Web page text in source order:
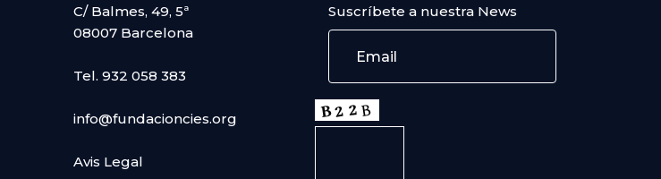
C/ Balmes, 49, 5ª
08007 Barcelona
Tel. 932 058 383
info@fundacioncies.org
Avis Legal
Suscríbete a nuestra News